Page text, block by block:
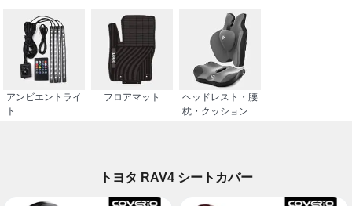
アンビエントライ
ト
フロアマット
ヘッドレスト・腰
枕・クッション
トヨタ RAV4 シートカバー